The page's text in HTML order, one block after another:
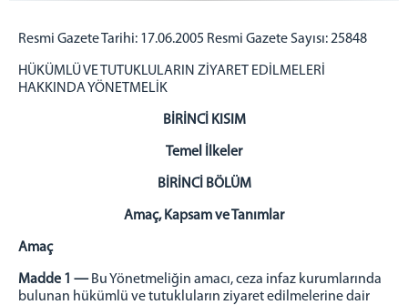
EĞİTİM SERVİSİ
PSİKO-SOSYAL SERVİSİ
SAĞLIK SERVİSİ
Resmi Gazete Tarihi: 17.06.2005 Resmi Gazete Sayısı: 25848
HÜKÜMLÜ VE TUTUKLULARIN ZİYARET EDİLMELERİ
HAKKINDA YÖNETMELİK
BİRİNCİ KISIM
Temel İlkeler
BİRİNCİ BÖLÜM
Amaç, Kapsam ve Tanımlar
Amaç
Madde 1 —Bu Yönetmeliğin amacı, ceza infaz kurumlarında
bulunan hükümlü ve tutukluların ziyaret edilmelerine dair